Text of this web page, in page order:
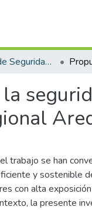
E.P. Ingeniería de Seguridad y Gestión Minera
trabajo se han
y sostenible
con alta
la presente